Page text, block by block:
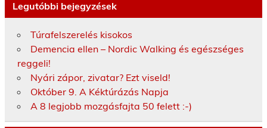
Legutóbbi bejegyzések
Túrafelszerelés kisokos
Demencia ellen – Nordic Walking és egészséges
reggeli!
Nyári zápor, zivatar? Ezt viseld!
Október 9. A Kéktúrázás Napja
A 8 legjobb mozgásfajta 50 felett :-)